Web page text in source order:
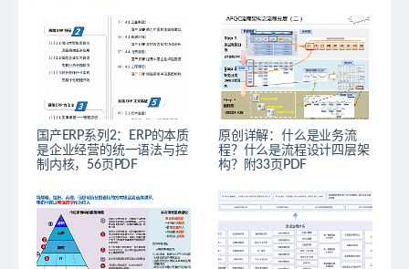
国产ERP系列2：ERP的本质
是企业经营的统一语法与控
制内核，56页PDF
原创详解：什么是业务流
程？什么是流程设计四层架
构？附33页PDF